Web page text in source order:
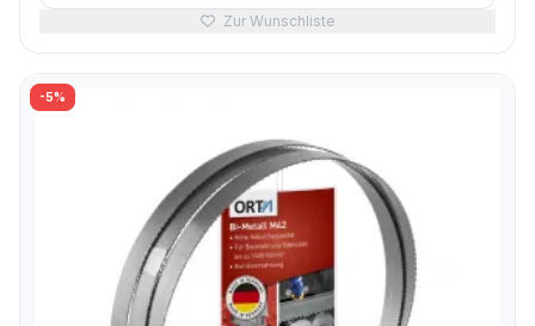
Zur Wunschliste
-5%